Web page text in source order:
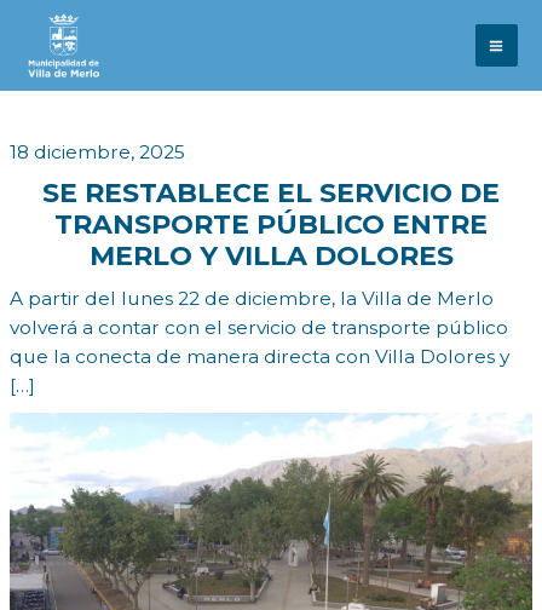
contenido
18 diciembre, 2025
SE RESTABLECE EL SERVICIO DE
TRANSPORTE PÚBLICO ENTRE
MERLO Y VILLA DOLORES
A partir del lunes 22 de diciembre, la Villa de Merlo
volverá a contar con el servicio de transporte público
que la conecta de manera directa con Villa Dolores y
[…]